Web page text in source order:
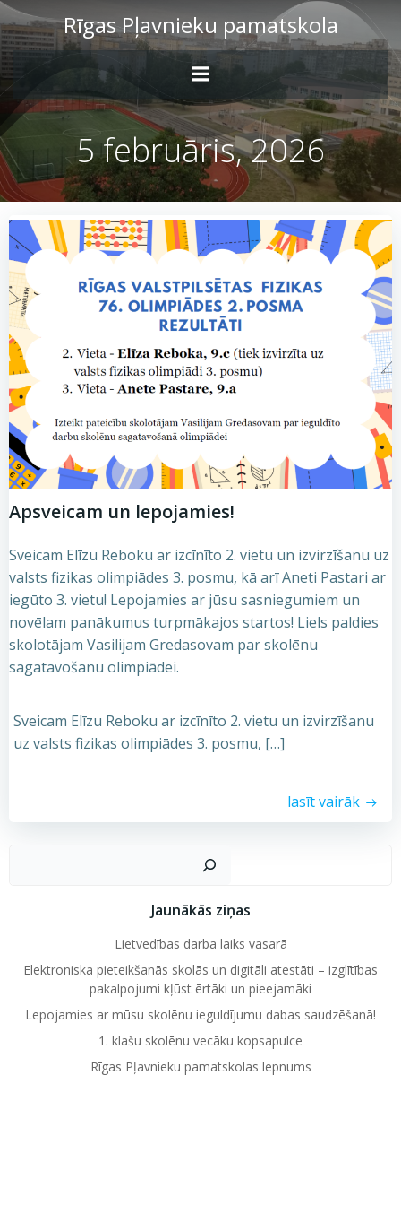
to
content
Rīgas Pļavnieku pamatskola
5 februāris, 2026
Apsveicam un lepojamies!
Sveicam Elīzu Reboku ar izcīnīto 2. vietu un izvirzīšanu uz
valsts fizikas olimpiādes 3. posmu, kā arī Aneti Pastari ar
iegūto 3. vietu! Lepojamies ar jūsu sasniegumiem un
novēlam panākumus turpmākajos startos! Liels paldies
skolotājam Vasilijam Gredasovam par skolēnu
sagatavošanu olimpiādei.
Sveicam Elīzu Reboku ar izcīnīto 2. vietu un izvirzīšanu
uz valsts fizikas olimpiādes 3. posmu, […]
lasīt vairāk
Jaunākās ziņas
Lietvedības darba laiks vasarā
Elektroniska pieteikšanās skolās un digitāli atestāti – izglītības
pakalpojumi kļūst ērtāki un pieejamāki
Lepojamies ar mūsu skolēnu ieguldījumu dabas saudzēšanā!
1. klašu skolēnu vecāku kopsapulce
Rīgas Pļavnieku pamatskolas lepnums